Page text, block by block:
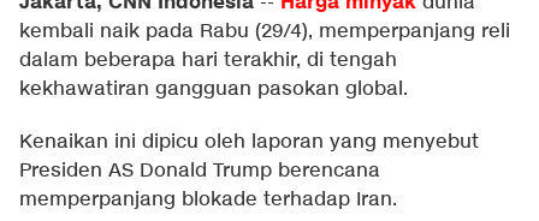
kembali naik pada Rabu (29/4), memperpanjang reli
dalam beberapa hari terakhir, di tengah
kekhawatiran gangguan pasokan global.
Kenaikan ini dipicu oleh laporan yang menyebut
Presiden AS Donald Trump berencana
memperpanjang blokade terhadap Iran.